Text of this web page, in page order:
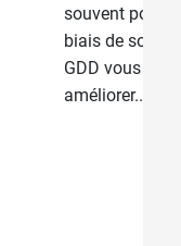
souvent
biais de
GDD vous
améliorer...